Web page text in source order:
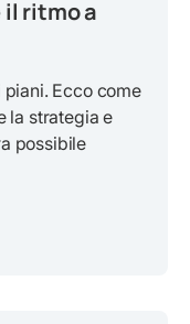
il ritmo a
Ecco come
la strategia e
possibile